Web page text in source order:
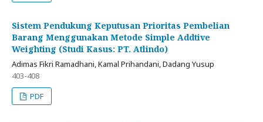
Sistem Pendukung Keputusan Prioritas Pembelian
Barang Menggunakan Metode Simple Addtive
Weighting (Studi Kasus: PT. Atlindo)
Adimas Fikri Ramadhani, Kamal Prihandani, Dadang Yusup
403-408
PDF